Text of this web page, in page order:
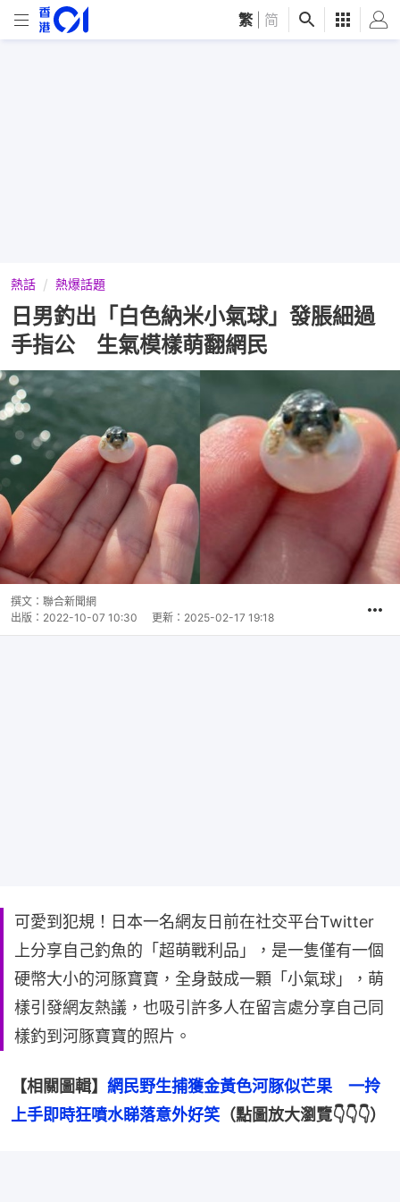
繁 简
熱話 熱爆話題
日男釣出「白色納米小氣球」發脹細過
手指公 生氣模樣萌翻網民
撰文： 聯合新聞網
出版： 2022-10-07 10:30 更新： 2025-02-17 19:18
可愛到犯規！日本一名網友日前在社交平台Twitter
上分享自己釣魚的「超萌戰利品」，是一隻僅有一個
硬幣大小的河豚寶寶，全身鼓成一顆「小氣球」，萌
樣引發網友熱議，也吸引許多人在留言處分享自己同
樣釣到河豚寶寶的照片。
【相關圖輯】 網民野生捕獲金黃色河豚似芒果　一拎
上手即時狂噴水睇落意外好笑 （點圖放大瀏覽👇👇👇）